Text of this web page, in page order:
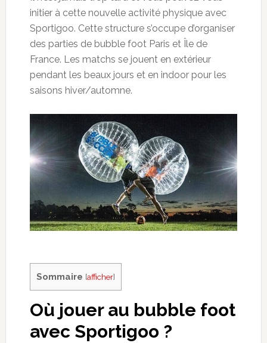
initier à cette nouvelle activité physique avec
Sportigoo. Cette structure s’occupe d’organiser
des parties de bubblefoot Paris et Île de
France. Les matchs se jouent en extérieur
pendant les beaux jours et en indoorpour les
saisons hiver/automne.
Sommaire [afficher]
Où jouerau bubble foot
avec Sportigoo ?